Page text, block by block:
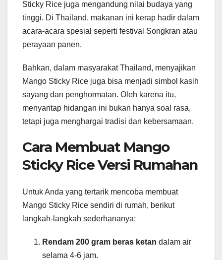
Sticky Rice juga mengandung nilai budaya yang
tinggi. Di Thailand, makanan ini kerap hadir dalam
acara-acara spesial seperti festival Songkran atau
perayaan panen.
Bahkan, dalam masyarakat Thailand, menyajikan
Mango Sticky Rice juga bisa menjadi simbol kasih
sayang dan penghormatan. Oleh karena itu,
menyantap hidangan ini bukan hanya soal rasa,
tetapi juga menghargai tradisi dan kebersamaan.
Cara Membuat Mango
Sticky Rice Versi Rumahan
Untuk Anda yang tertarik mencoba membuat
Mango Sticky Rice sendiri di rumah, berikut
langkah-langkah sederhananya:
Rendam 200 gram beras ketan dalam air
selama 4-6 jam.